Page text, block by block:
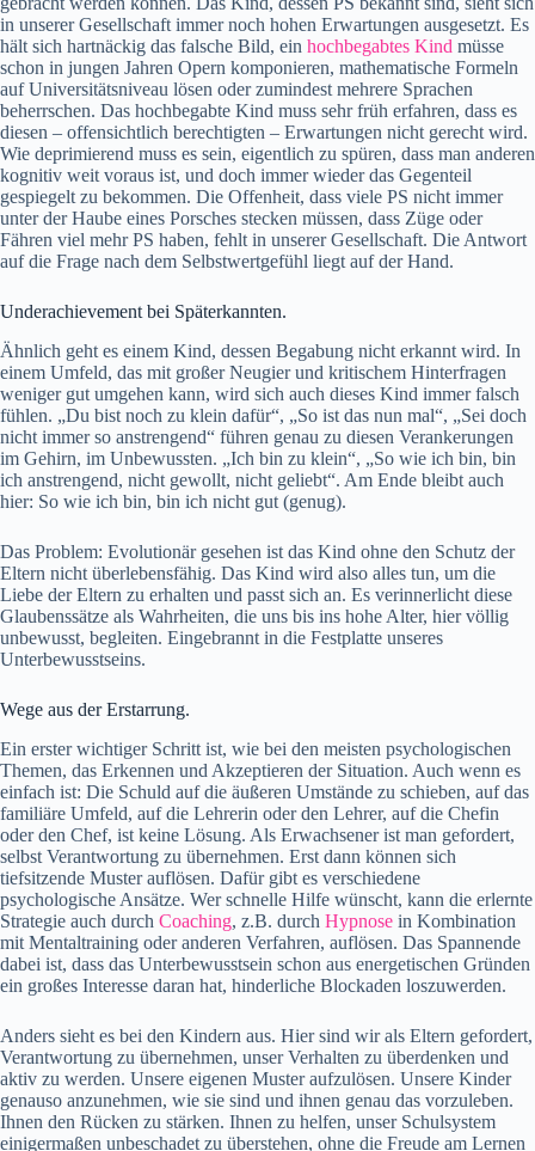
in unserer Gesellschaft immer noch hohen Erwartungen ausgesetzt. Es
hält sich hartnäckig das falsche Bild, ein hochbegabtes Kind müsse
schon in jungen Jahren Opern komponieren, mathematische Formeln
auf Universitätsniveau lösen oder zumindest mehrere Sprachen
beherrschen. Das hochbegabte Kind muss sehr früh erfahren, dass es
diesen – offensichtlich berechtigten – Erwartungen nicht gerecht wird.
Wie deprimierend muss es sein, eigentlich zu spüren, dass man anderen
kognitiv weit voraus ist, und doch immer wieder das Gegenteil
gespiegelt zu bekommen. Die Offenheit, dass viele PS nicht immer
unter der Haube eines Porsches stecken müssen, dass Züge oder
Fähren viel mehr PS haben, fehlt in unserer Gesellschaft. Die Antwort
auf die Frage nach dem Selbstwertgefühl liegt auf der Hand.
Underachievement bei Späterkannten.
Ähnlich geht es einem Kind, dessen Begabung nicht erkannt wird. In
einem Umfeld, das mit großer Neugier und kritischem Hinterfragen
weniger gut umgehen kann, wird sich auch dieses Kind immer falsch
fühlen. „Du bist noch zu klein dafür“, „So ist das nun mal“, „Sei doch
nicht immer so anstrengend“ führen genau zu diesen Verankerungen
im Gehirn, im Unbewussten. „Ich bin zu klein“, „So wie ich bin, bin
ich anstrengend, nicht gewollt, nicht geliebt“. Am Ende bleibt auch
hier: So wie ich bin, bin ich nicht gut (genug).
Das Problem: Evolutionär gesehen ist das Kind ohne den Schutz der
Eltern nicht überlebensfähig. Das Kind wird also alles tun, um die
Liebe der Eltern zu erhalten und passt sich an. Es verinnerlicht diese
Glaubenssätze als Wahrheiten, die uns bis ins hohe Alter, hier völlig
unbewusst, begleiten. Eingebrannt in die Festplatte unseres
Unterbewusstseins.
Wege aus der Erstarrung.
Ein erster wichtiger Schritt ist, wie bei den meisten psychologischen
Themen, das Erkennen und Akzeptieren der Situation. Auch wenn es
einfach ist: Die Schuld auf die äußeren Umstände zu schieben, auf das
familiäre Umfeld, auf die Lehrerin oder den Lehrer, auf die Chefin
oder den Chef, ist keine Lösung. Als Erwachsener ist man gefordert,
selbst Verantwortung zu übernehmen. Erst dann können sich
tiefsitzende Muster auflösen. Dafür gibt es verschiedene
psychologische Ansätze. Wer schnelle Hilfe wünscht, kann die erlernte
Strategie auch durch Coaching, z.B. durch Hypnose in Kombination
mit Mentaltraining oder anderen Verfahren, auflösen. Das Spannende
dabei ist, dass das Unterbewusstsein schon aus energetischen Gründen
ein großes Interesse daran hat, hinderliche Blockaden loszuwerden.
Anders sieht es bei den Kindern aus. Hier sind wir als Eltern gefordert,
Verantwortung zu übernehmen, unser Verhalten zu überdenken und
aktiv zu werden. Unsere eigenen Muster aufzulösen. Unsere Kinder
genauso anzunehmen, wie sie sind und ihnen genau das vorzuleben.
Ihnen den Rücken zu stärken. Ihnen zu helfen, unser Schulsystem
einigermaßen unbeschadet zu überstehen, ohne die Freude am Lernen